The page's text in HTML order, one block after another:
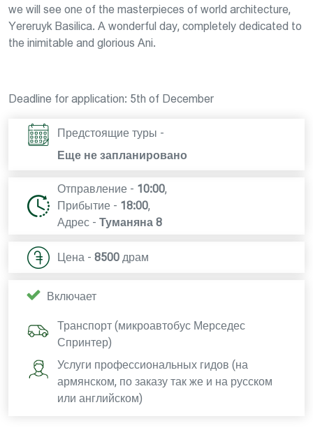
we will see onе of the masterpieces of world architecture,
Yereruyk Basilica. A wonderful day, completely dedicated to
the inimitable and glorious Ani.
Deadline for application: 5th of December
Предстоящие туры -
Еще не запланировано
Отправление - 10:00,
Прибытие - 18:00,
Адрес - Туманяна 8
Цена - 8500 драм
Включает
Транспорт (микроавтобус Мерседес
Спринтер)
Услуги профессиональных гидов (на
армянском, по заказу так же и на русском
или английском)